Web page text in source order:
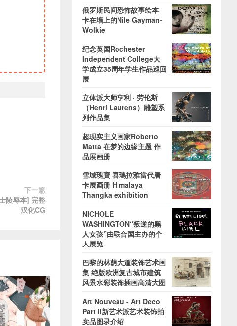
下一篇
陵辱本] 完整
汉化CG
俄罗斯民间恐怖故事绘本
卡在墙上的Nile Gayman-
Wolkie
纪念英国Rochester
Independent College大
学成立35周年学生作品巡回
展
立体派大师亨利 · 劳伦斯
（Henri Laurens）雕塑系
列作品集
超现实主义画家Roberto
Matta 在梦的边缘主题 作
品展画册
雪域瑰寶 喜瑪拉雅當代唐
卡展画册 Himalaya
Thangka exhibition
NICHOLE
WASHINGTON“叛逆的黑
人女孩”由联合国主办的个
人展览
巴黎的林荫大道装饰艺术画
集 绝版欧洲复古城市建筑
风景水彩装饰插画高清大图
Art Nouveau - Art Deco
Part II新艺术派艺术装饰拍
卖品图录介绍